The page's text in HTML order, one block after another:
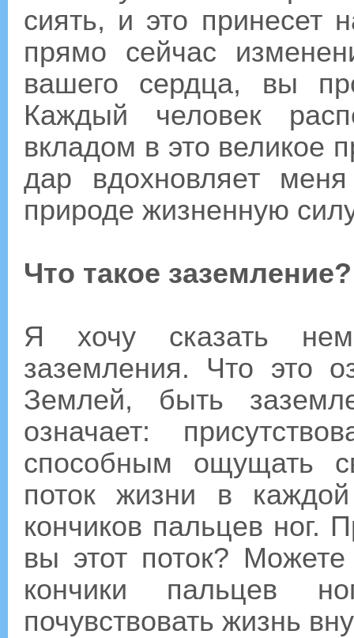
сиять, и это принесет
прямо сейчас
вашего сердца, вы
Каждый человек
вкладом в это великое
дар вдохновляет
природе жизненную
Что такое заземление?
Я хочу сказать
заземления. Что это
Землей, быть
означает:
способным ощущать
поток жизни в
кончиков пальцев ног.
вы этот поток?
кончики пальцев
почувствовать жизнь